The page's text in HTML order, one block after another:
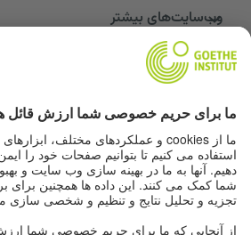
وب‌سایت‌های بیشتر
Community “Deutsch für dich”
تمرین زبان آلمانی به صورت رایگان
دوره‌های زبان آلمانی مؤسسه گوته
پورتال معلمان "Deutschstunde"
حریم خصوصی و دسترسی‌پذیری